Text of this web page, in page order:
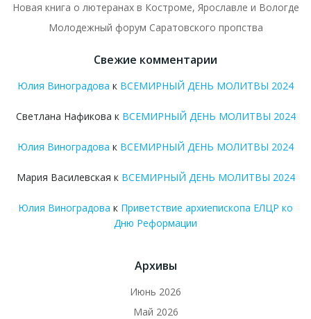
Новая книга о лютеранах в Костроме, Ярославле и Вологде
Молодежный форум Саратовского пропства
Свежие комментарии
Юлия Виноградова к ВСЕМИРНЫЙ ДЕНЬ МОЛИТВЫ 2024
Светлана Нафикова к ВСЕМИРНЫЙ ДЕНЬ МОЛИТВЫ 2024
Юлия Виноградова к ВСЕМИРНЫЙ ДЕНЬ МОЛИТВЫ 2024
Мария Василевская к ВСЕМИРНЫЙ ДЕНЬ МОЛИТВЫ 2024
Юлия Виноградова к Приветствие архиепископа ЕЛЦР ко
Дню Реформации
Архивы
Июнь 2026
Май 2026